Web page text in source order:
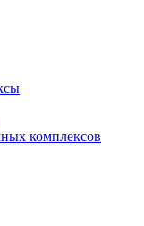
комплексов